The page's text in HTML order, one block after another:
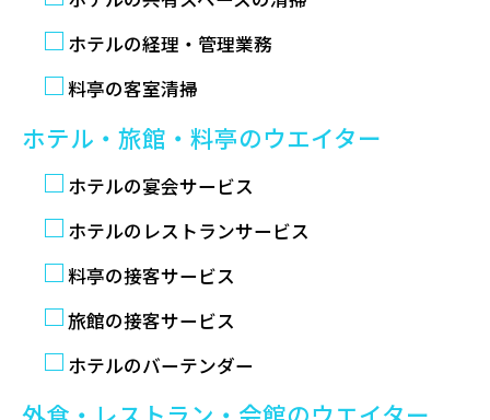
ホテルの経理・管理業務
料亭の客室清掃
ホテル・旅館・料亭のウエイター
ホテルの宴会サービス
ホテルのレストランサービス
料亭の接客サービス
旅館の接客サービス
ホテルのバーテンダー